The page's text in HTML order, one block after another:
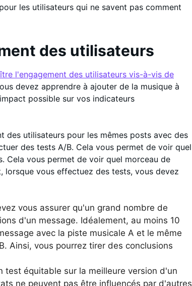
les utilisateurs qui ne savent pas comment
des utilisateurs
l'engagement des utilisateurs vis-à-vis de
devez apprendre à ajouter de la musique à
possible sur vos indicateurs
des utilisateurs pour les mêmes posts avec des
des tests A/B. Cela vous permet de voir quel
Cela vous permet de voir quel morceau de
lorsque vous effectuez des tests, vous devez
vous assurer qu'un grand nombre de
d'un message. Idéalement, au moins 10
avec la piste musicale A et le même
Ainsi, vous pourrez tirer des conclusions
test équitable sur la meilleure version d'un
ne peuvent pas être influencés par d'autres